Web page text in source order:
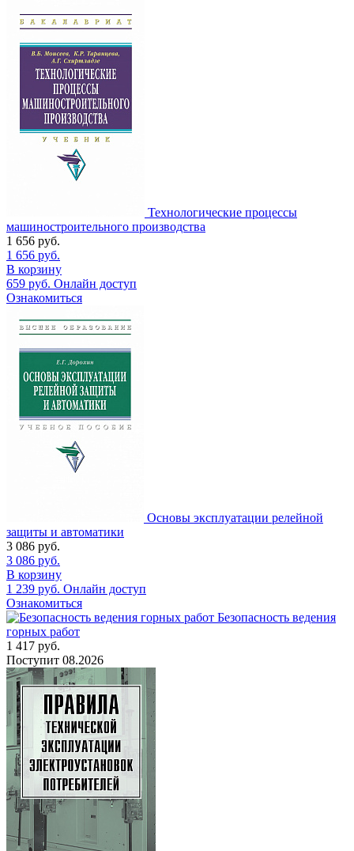
Технологические процессы
машиностроительного производства
1 656 руб.
1 656 руб.
В корзину
659 руб. Онлайн доступ
Ознакомиться
Основы эксплуатации релейной
защиты и автоматики
3 086 руб.
3 086 руб.
В корзину
1 239 руб. Онлайн доступ
Ознакомиться
Безопасность ведения
горных работ
1 417 руб.
Поступит 08.2026